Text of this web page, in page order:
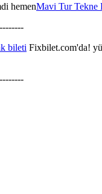
hemenMavi Tur Tekne
bileti Fixbilet.com'da!